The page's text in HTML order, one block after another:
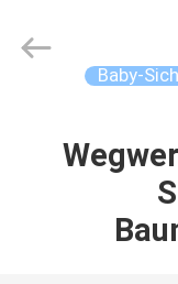
products
Ltd..
Baby-